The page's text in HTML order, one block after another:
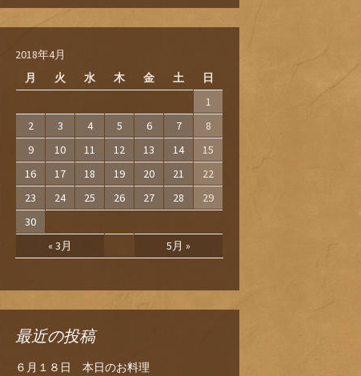
2018年4月
月
火 水 木 金 土 日
« 3月 5月 »
1
2
3 4 5 6 7
8
9
10 11 12 13 14
15
16
17 18 19 20 21
22
23
24 25 26 27 28
29
30
最近の投稿
６月１８日 本日のお料理